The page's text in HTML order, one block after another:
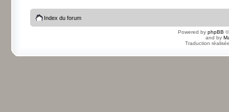
Index du forum
Powered by phpBB
and by
Traduction